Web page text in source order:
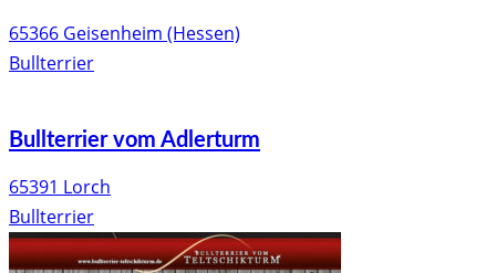
65366 Geisenheim (Hessen)
Bullterrier
Bullterrier vom Adlerturm
65391 Lorch
Bullterrier